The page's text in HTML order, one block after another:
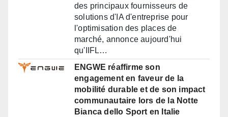
des principaux fournisseurs de
solutions d'IA d'entreprise pour
l'optimisation des places de
marché, annonce aujourd'hui
qu'IIFL…
ENGWE réaffirme son
engagement en faveur de la
mobilité durable et de son impact
communautaire lors de la Notte
Bianca dello Sport en Italie